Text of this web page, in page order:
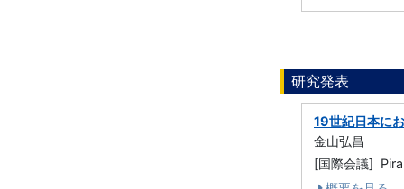
研究発表
19世紀日本に
金山弘昌
[国際会議]